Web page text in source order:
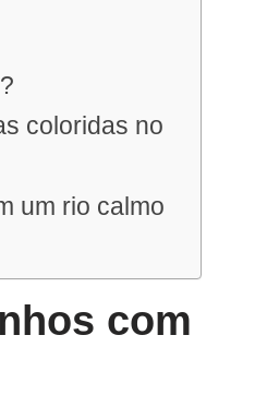
coloridas no
um rio calmo
com